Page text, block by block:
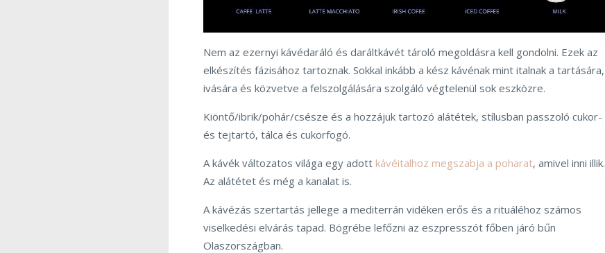
Nem az ezernyi kávédaráló és daráltkávét tároló megoldásra kell gondolni. Ezek az
elkészítés fázisához tartoznak. Sokkal inkább a kész kávénak mint italnak a tartására,
ivására és közvetve a felszolgálására szolgáló végtelenül sok eszközre.
Kiöntő/ibrik/pohár/csésze és a hozzájuk tartozó alátétek, stílusban passzoló cukor-
és tejtartó, tálca és cukorfogó.
A kávék változatos világa egy adott kávéitalhoz megszabja a poharat, amivel inni illik.
Az alátétet és még a kanalat is.
A kávézás szertartás jellege a mediterrán vidéken erős és a rituáléhoz számos
viselkedési elvárás tapad. Bögrébe lefőzni az eszpresszót főben járó bűn
Olaszországban.